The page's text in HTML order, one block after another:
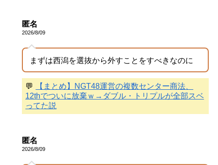
匿名
2026/8/09
まずは西潟を選抜から外すことをすべきなのに
💬
【まとめ】NGT48運営の複数センター商法、
12thでついに放棄ｗ→ダブル・トリプルが全部スベ
ってた説
匿名
2026/8/09